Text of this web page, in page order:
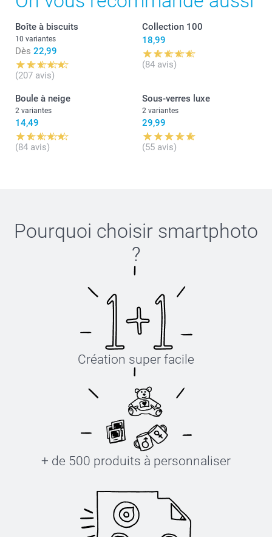
Laila@Smartphoto
Boîte à biscuits
10 variantes
Dès 22,99
(207 avis)
Collection 100
18,99
(84 avis)
Boule à neige
2 variantes
14,49
(84 avis)
Sous-verres luxe
2 variantes
29,99
(55 avis)
Pourquoi choisir smartphoto
?
Création super facile
+ de 500 produits à personnaliser